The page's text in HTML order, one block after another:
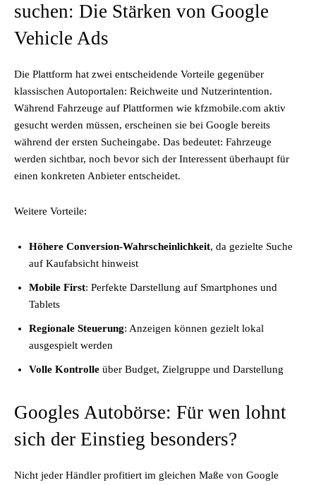
suchen: Die Stärken von Google
Vehicle Ads
Die Plattform hat zwei entscheidende Vorteile gegenüber
klassischen Autoportalen: Reichweite und Nutzerintention.
Während Fahrzeuge auf Plattformen wie kfzmobile.com aktiv
gesucht werden müssen, erscheinen sie bei Google bereits
während der ersten Sucheingabe. Das bedeutet: Fahrzeuge
werden sichtbar, noch bevor sich der Interessent überhaupt für
einen konkreten Anbieter entscheidet.
Weitere Vorteile:
Höhere Conversion-Wahrscheinlichkeit, da gezielte Suche
auf Kaufabsicht hinweist
Mobile First: Perfekte Darstellung auf Smartphones und
Tablets
Regionale Steuerung: Anzeigen können gezielt lokal
ausgespielt werden
Volle Kontrolle über Budget, Zielgruppe und Darstellung
Googles Autobörse: Für wen lohnt
sich der Einstieg besonders?
Nicht jeder Händler profitiert im gleichen Maße von Google